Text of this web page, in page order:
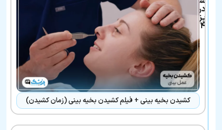
در
پزشک
۲۴
کشیدن بخیه بینی + فیلم کشیدن بخیه بینی (زمان کشیدن)